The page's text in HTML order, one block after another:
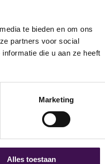
te bieden en om ons
partners voor social
die u aan ze heeft
Marketing
Alles toestaan